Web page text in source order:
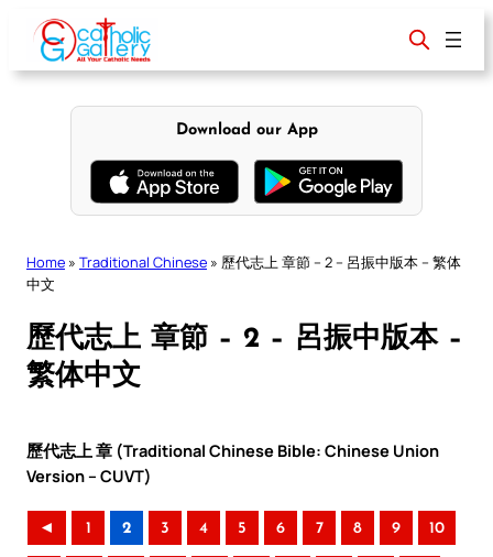
content
Download our App
Home » Traditional Chinese » 歷代志上 章節 – 2 – 呂振中版本 – 繁体
中文
歷代志上 章節 – 2 – 呂振中版本 –
繁体中文
歷代志上 章 (Traditional Chinese Bible: Chinese Union
Version – CUVT)
◄ 1 2 3 4 5 6 7 8 9 10